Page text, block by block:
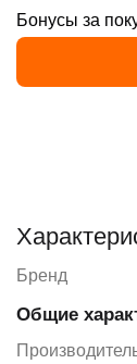
Бонусы за
Бренд
Общие